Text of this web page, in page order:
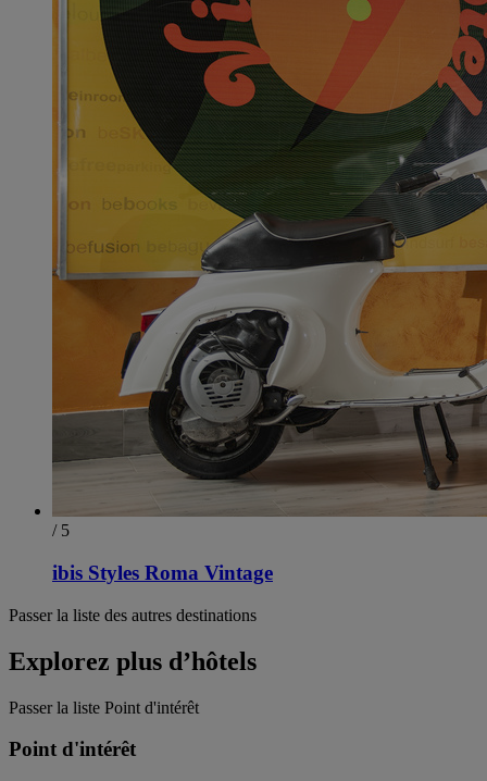
/ 5
ibis Styles Roma Vintage
Passer la liste des autres destinations
Explorez plus d’hôtels
Passer la liste Point d'intérêt
Point d'intérêt